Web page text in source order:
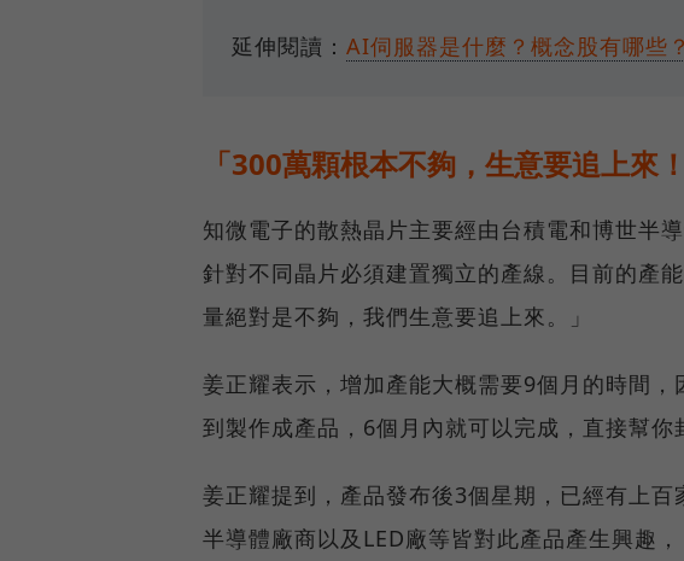
延伸閱讀： AI伺服器是什麼？概念股有哪些
「300萬顆根本不夠，生意要追上來
知微電子的散熱晶片主要經由台積電和博世半
針對不同晶片必須建置獨立的產線。目前的產
量絕對是不夠，我們生意要追上來。」
姜正耀表示，增加產能大概需要9個月的時間
到製作成產品，6個月內就可以完成，直接幫你
姜正耀提到，產品發布後3個星期，已經有上
半導體廠商以及LED廠等皆對此產品產生興趣